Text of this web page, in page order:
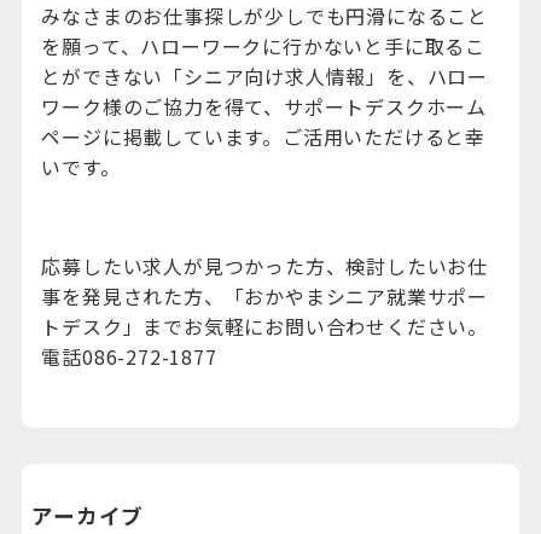
みなさまのお仕事探しが少しでも円滑になること
を願って、ハローワークに行かないと手に取るこ
とができない「シニア向け求人情報」を、ハロー
ワーク様のご協力を得て、サポートデスクホーム
ページに掲載しています。ご活用いただけると幸
いです。
応募したい求人が見つかった方、検討したいお仕
事を発見された方、「おかやまシニア就業サポー
トデスク」までお気軽にお問い合わせください。
電話086-272-1877
アーカイブ